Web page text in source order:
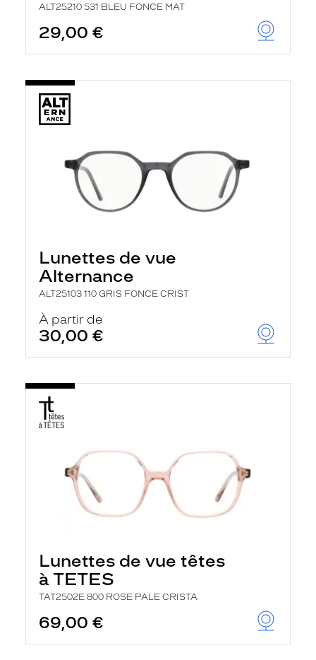
ALT25210 531 BLEU FONCE MAT
29,00 €
Lunettes de vue
Alternance
ALT25103 110 GRIS FONCE CRIST
À partir de
30,00 €
Lunettes de vue têtes
à TETES
TAT2502E 800 ROSE PALE CRISTA
69,00 €